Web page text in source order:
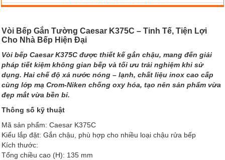
Vòi Bếp Gắn Tường Caesar K375C – Tinh Tế, Tiện Lợi
Cho Nhà Bếp Hiện Đại
Vòi bếp Caesar K375C được thiết kế gắn chậu, mang đến giải
pháp tiết kiệm không gian bếp và tối ưu trải nghiệm khi sử
dụng. Hai chế độ xả nước nóng – lạnh, chất liệu inox cao cấp
cùng lớp mạ Crom-Niken chống oxy hóa, tạo nên sản phẩm vừa
đẹp mắt vừa bền bỉ.
Thông số kỹ thuật
Mã sản phẩm: Caesar K375C
Kiểu lắp đặt: Gắn chậu, phù hợp cho nhiều loại chậu rửa bếp
Kích thước:
Tổng chiều cao (H): 135 mm